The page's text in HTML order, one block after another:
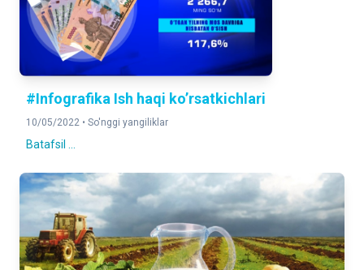
#Infografika Ish haqi ko’rsatkichlari
10/05/2022 • So'nggi yangiliklar
Batafsil ...